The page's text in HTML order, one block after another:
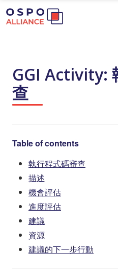
GGI Activity:
查
Table of contents
執行程式碼審查
描述
機會評估
進度評估
建議
資源
建議的下一步行動